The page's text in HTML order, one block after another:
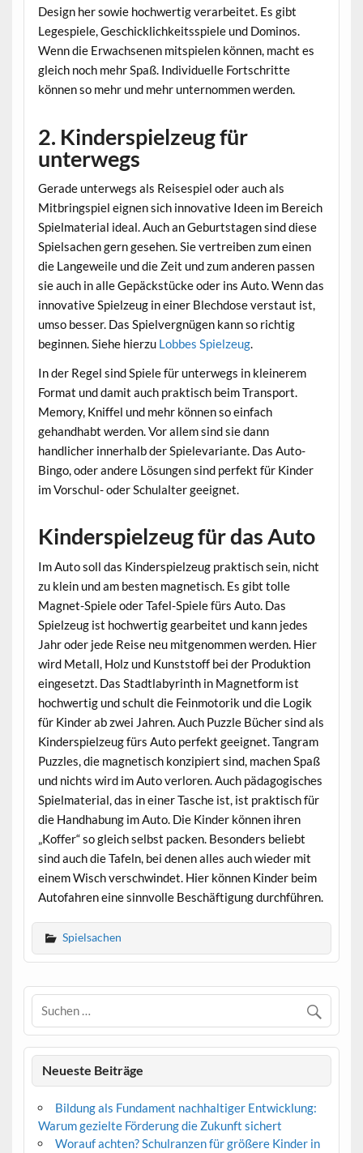
Design her sowie hochwertig verarbeitet. Es gibt
Legespiele, Geschicklichkeitsspiele und Dominos.
Wenn die Erwachsenen mitspielen können, macht es
gleich noch mehr Spaß. Individuelle Fortschritte
können so mehr und mehr unternommen werden.
2. Kinderspielzeug für
unterwegs
Gerade unterwegs als Reisespiel oder auch als
Mitbringspiel eignen sich innovative Ideen im Bereich
Spielmaterial ideal. Auch an Geburtstagen sind diese
Spielsachen gern gesehen. Sie vertreiben zum einen
die Langeweile und die Zeit und zum anderen passen
sie auch in alle Gepäckstücke oder ins Auto. Wenn das
innovative Spielzeug in einer Blechdose verstaut ist,
umso besser. Das Spielvergnügen kann so richtig
beginnen. Siehe hierzu Lobbes Spielzeug.
In der Regel sind Spiele für unterwegs in kleinerem
Format und damit auch praktisch beim Transport.
Memory, Kniffel und mehr können so einfach
gehandhabt werden. Vor allem sind sie dann
handlicher innerhalb der Spielevariante. Das Auto-
Bingo, oder andere Lösungen sind perfekt für Kinder
im Vorschul- oder Schulalter geeignet.
Kinderspielzeug für das Auto
Im Auto soll das Kinderspielzeug praktisch sein, nicht
zu klein und am besten magnetisch. Es gibt tolle
Magnet-Spiele oder Tafel-Spiele fürs Auto. Das
Spielzeug ist hochwertig gearbeitet und kann jedes
Jahr oder jede Reise neu mitgenommen werden. Hier
wird Metall, Holz und Kunststoff bei der Produktion
eingesetzt. Das Stadtlabyrinth in Magnetform ist
hochwertig und schult die Feinmotorik und die Logik
für Kinder ab zwei Jahren. Auch Puzzle Bücher sind als
Kinderspielzeug fürs Auto perfekt geeignet. Tangram
Puzzles, die magnetisch konzipiert sind, machen Spaß
und nichts wird im Auto verloren. Auch pädagogisches
Spielmaterial, das in einer Tasche ist, ist praktisch für
die Handhabung im Auto. Die Kinder können ihren
„Koffer“ so gleich selbst packen. Besonders beliebt
sind auch die Tafeln, bei denen alles auch wieder mit
einem Wisch verschwindet. Hier können Kinder beim
Autofahren eine sinnvolle Beschäftigung durchführen.
Spielsachen
Neueste Beiträge
Bildung als Fundament nachhaltiger Entwicklung:
Warum gezielte Förderung die Zukunft sichert
Worauf achten? Schulranzen für größere Kinder in